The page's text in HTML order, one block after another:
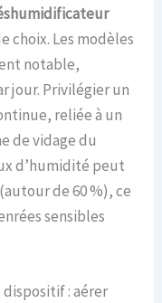
choix. Les modèles
notable,
jour. Privilégier un
reliée à un
de vidage du
d’humidité peut
de 60 %), ce
sensibles
: aérer